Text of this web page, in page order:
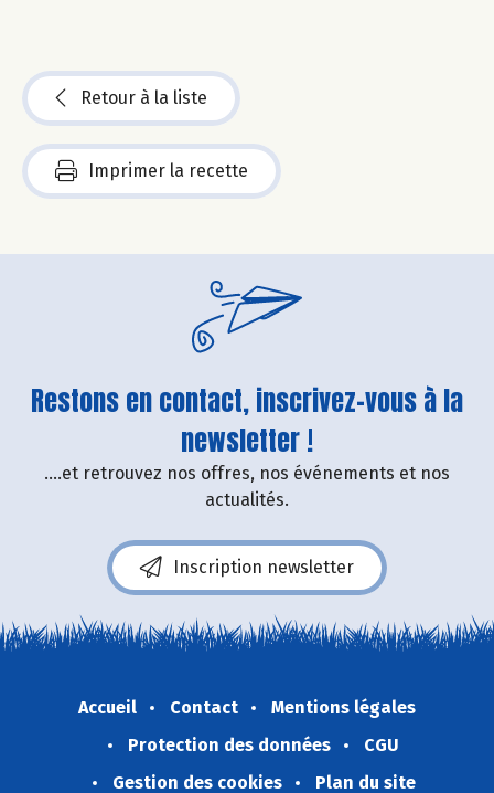
Retour à la liste
Imprimer la recette
Restons en contact, inscrivez-vous à la
newsletter !
....et retrouvez nos offres, nos événements et nos
actualités.
Inscription newsletter
Accueil Contact
Mentions légales
Protection des données
CGU
Gestion des cookies
Plan du site